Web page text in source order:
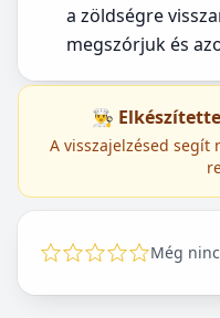
a zöldségre
megszórjuk és
👨‍🍳
A visszajelzésed segít
Még